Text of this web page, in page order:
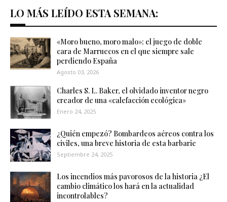
LO MÁS LEÍDO ESTA SEMANA:
«Moro bueno, moro malo»; el juego de doble
cara de Marruecos en el que siempre sale
perdiendo España
Agosto 03, 2026
Charles S. L. Baker, el olvidado inventor negro
creador de una «calefacción ecológica»
Enero 24, 2025
¿Quién empezó? Bombardeos aéreos contra los
civiles, una breve historia de esta barbarie
Septiembre 24, 2025
Los incendios más pavorosos de la historia ¿El
cambio climático los hará en la actualidad
incontrolables?